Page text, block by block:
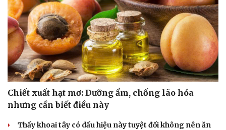
Du lịch
Tư vấn
Săn Tour
check-in
Podcast
Câu chuyện thời sự
Đọc truyện đêm khuya
Cửa sổ tình yêu
Kể chuyện cho bé
Chiết xuất hạt mơ: Dưỡng ẩm, chống lão hóa
nhưng cần biết điều này
Thấy khoai tây có dấu hiệu này tuyệt đối không nên ăn